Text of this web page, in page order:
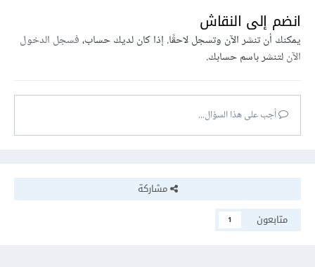
انضم إلى النقاش
يمكنك أن تنشر الآن وتسجل لاحقًا. إذا كان لديك حساب،فسجل الدخول
الآنلتنشر باسم حسابك.
أجب على هذا السؤال...
مشاركة
متابعون
1